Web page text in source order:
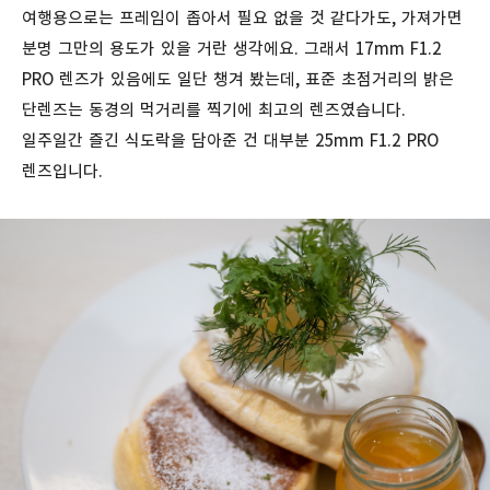
여행용으로는 프레임이 좁아서 필요 없을 것 같다가도, 가져가면
분명 그만의 용도가 있을 거란 생각에요. 그래서 17mm F1.2
PRO 렌즈가 있음에도 일단 챙겨 봤는데, 표준 초점거리의 밝은
단렌즈는 동경의 먹거리를 찍기에 최고의 렌즈였습니다.
일주일간 즐긴 식도락을 담아준 건 대부분 25mm F1.2 PRO
렌즈입니다.